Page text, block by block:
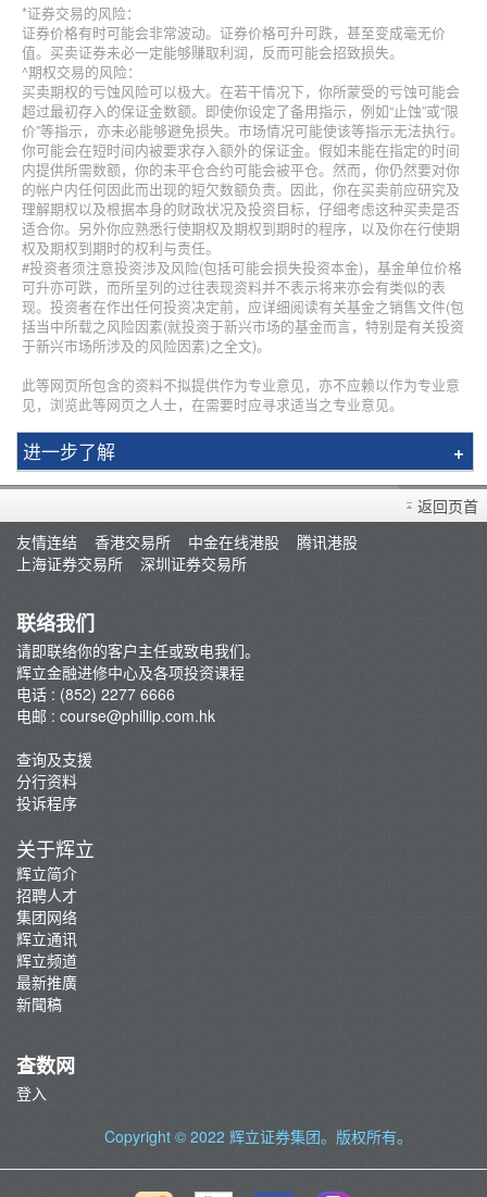
*证券交易的风险：
证券价格有时可能会非常波动。证券价格可升可跌，甚至变成毫无价
值。买卖证券未必一定能够赚取利润，反而可能会招致损失。
^期权交易的风险：
买卖期权的亏蚀风险可以极大。在若干情况下，你所蒙受的亏蚀可能会
超过最初存入的保证金数额。即使你设定了备用指示，例如“止蚀”或“限
价”等指示，亦未必能够避免损失。市场情况可能使该等指示无法执行。
你可能会在短时间内被要求存入额外的保证金。假如未能在指定的时间
内提供所需数额，你的未平仓合约可能会被平仓。然而，你仍然要对你
的帐户内任何因此而出现的短欠数额负责。因此，你在买卖前应研究及
理解期权以及根据本身的财政状况及投资目标，仔细考虑这种买卖是否
适合你。另外你应熟悉行使期权及期权到期时的程序，以及你在行使期
权及期权到期时的权利与责任。
#投资者须注意投资涉及风险(包括可能会损失投资本金)，基金单位价格
可升亦可跌，而所呈列的过往表现资料并不表示将来亦会有类似的表
现。投资者在作出任何投资决定前，应详细阅读有关基金之销售文件(包
括当中所载之风险因素(就投资于新兴市场的基金而言，特别是有关投资
于新兴市场所涉及的风险因素)之全文)。
此等网页所包含的资料不拟提供作为专业意见，亦不应赖以作为专业意
见，浏览此等网页之人士，在需要时应寻求适当之专业意见。
进一步了解
简介
辉立课程
讲师
返回页首
友情连结
香港交易所 中金在线港股
腾讯港股
上海证券交易所
深圳证券交易所
联络我们
请即联络你的客户主任或致电我们。
辉立金融进修中心及各项投资课程
电话 : (852) 2277 6666
电邮 : course@phillip.com.hk
查询及支援
分行资料
投诉程序
关于辉立
辉立简介
招聘人才
集团网络
辉立通讯
辉立频道
最新推廣
新聞稿
查数网
登入
Copyright © 2022 辉立证券集团。版权所有。